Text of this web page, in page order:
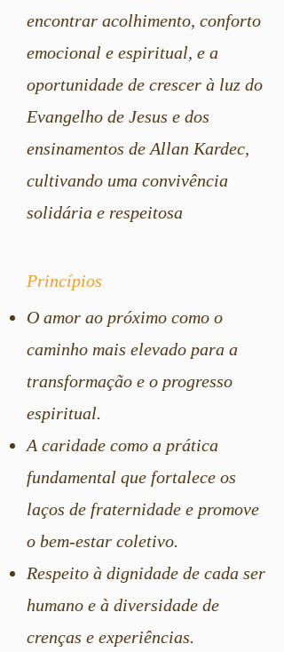
encontrar acolhimento, conforto
emocional e espiritual, e a
oportunidade de crescer à luz do
Evangelho de Jesus e dos
ensinamentos de Allan Kardec,
cultivando uma convivência
solidária e respeitosa
Princípios
O amor ao próximo como o
caminho mais elevado para a
transformação e o progresso
espiritual.
A caridade como a prática
fundamental que fortalece os
laços de fraternidade e promove
o bem-estar coletivo. ⁠
Respeito à dignidade de cada ser
humano e à diversidade de
crenças e experiências.⁠